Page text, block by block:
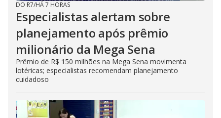
DO R7/HÁ 7 HORAS
Especialistas alertam sobre
planejamento após prêmio
milionário da Mega Sena
Prêmio de R$ 150 milhões na Mega Sena movimenta
lotéricas; especialistas recomendam planejamento
cuidadoso